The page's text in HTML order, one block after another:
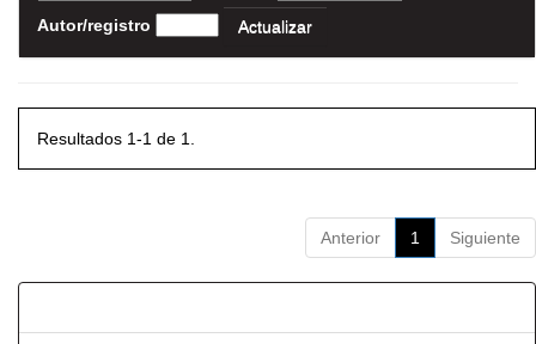
Autor/registro
Resultados 1-1 de 1.
Anterior 1 Siguiente